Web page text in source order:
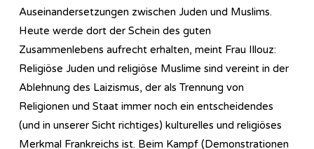
Auseinandersetzungen zwischen Juden und Muslims.
Heute werde dort der Schein des guten
Zusammenlebens aufrecht erhalten, meint Frau Illouz:
Religiöse Juden und religiöse Muslime sind vereint in der
Ablehnung des Laizismus, der als Trennung von
Religionen und Staat immer noch ein entscheidendes
(und in unserer Sicht richtiges) kulturelles und religiöses
Merkmal Frankreichs ist. Beim Kampf (Demonstrationen